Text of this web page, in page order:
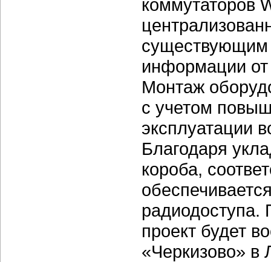
коммутаторов
информации от
Монтаж
с учетом
эксплуатации
Благодаря
короба,
радиодоступа.
проект будет
«Черкизово» в